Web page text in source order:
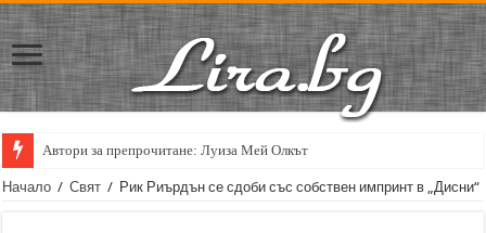
Автори за препрочитане: Луиза Мей Олкът
Начало / Свят / Рик Риърдън се сдоби със собствен импринт в „Дисни“